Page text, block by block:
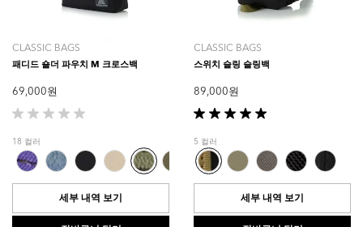
CLASSIC BAGS
패디드 숄더 파우치 M 크로스백
69,000 원
별
5
개
중
0.0
입
18 컬러
세부 내역 보기
CLASSIC BAGS
스위치 슬링 슬링백
89,000 원
별
5
개
중
5.0
입
5 컬러
세부 내역 보기